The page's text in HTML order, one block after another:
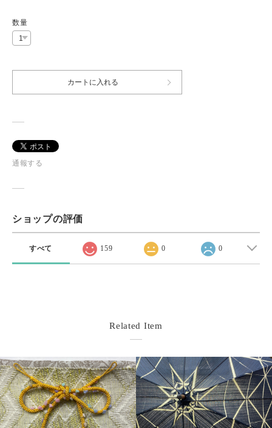
数量
カートに入れる
通報する
ショップの評価
すべて 159 0 0
Related Item